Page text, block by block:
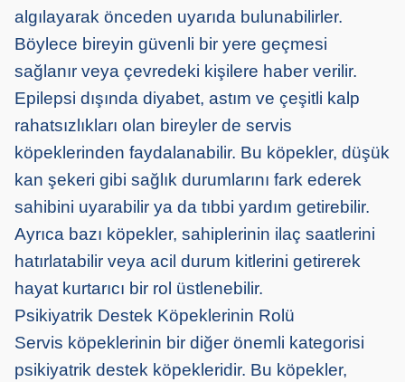
algılayarak önceden uyarıda bulunabilirler.
Böylece bireyin güvenli bir yere geçmesi
sağlanır veya çevredeki kişilere haber verilir.
Epilepsi dışında diyabet, astım ve çeşitli kalp
rahatsızlıkları olan bireyler de servis
köpeklerinden faydalanabilir. Bu köpekler, düşük
kan şekeri gibi sağlık durumlarını fark ederek
sahibini uyarabilir ya da tıbbi yardım getirebilir.
Ayrıca bazı köpekler, sahiplerinin ilaç saatlerini
hatırlatabilir veya acil durum kitlerini getirerek
hayat kurtarıcı bir rol üstlenebilir.
Psikiyatrik Destek Köpeklerinin Rolü
Servis köpeklerinin bir diğer önemli kategorisi
psikiyatrik destek köpekleridir. Bu köpekler,